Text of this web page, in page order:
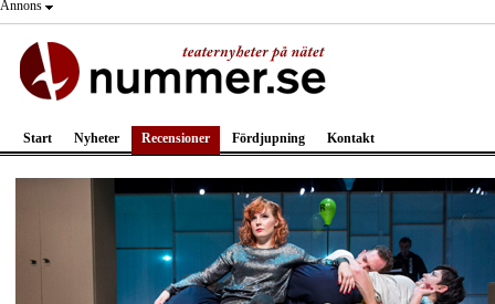
Annons
Start Nyheter Recensioner Fördjupning Kontakt